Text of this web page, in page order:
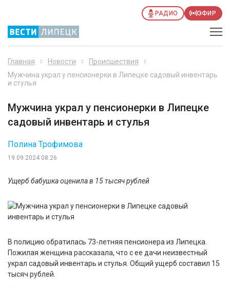
РАДИО ЭФИР
Главная Новости
Происшествия
Мужчина украл у пенсионерки в Липецке садовый инвентарь
и стулья
Мужчина украл у пенсионерки в Липецке
садовый инвентарь и стулья
19.09.2024 08:26
Полина Трофимова
Ущерб бабушка оценила в 15 тысяч рублей
В полицию обратилась 73-летняя пенсионера из Липецка.
Пожилая женщина рассказала, что с ее дачи неизвестный
украл садовый инвентарь и стулья. Общий ущерб составил 15
тысяч рублей.